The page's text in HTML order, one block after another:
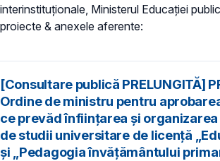
interinstituționale, Ministerul Educaţiei
proiecte & anexele aferente:
[Consultare publică PRELUNGITĂ]
Ordine de ministru pentru
ce prevăd înființarea și
de studii universitare de licență
și „Pedagogia învățământului